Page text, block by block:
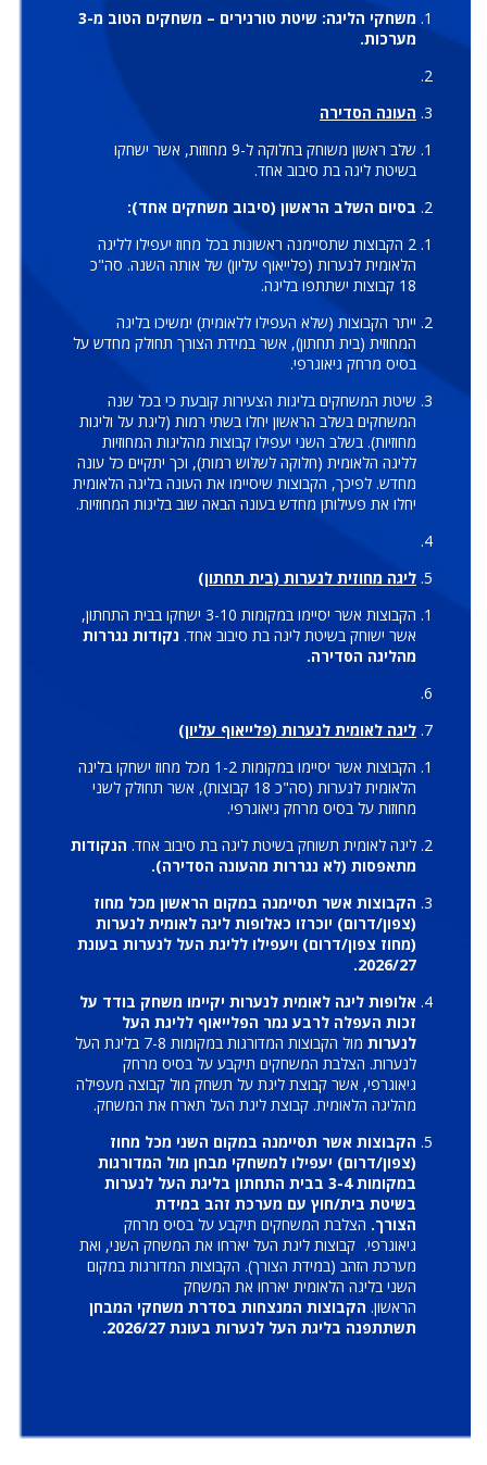
משחקי הליגה: שיטת טורנירים – משחקים הטוב מ-3
מערכות.
העונה הסדירה
שלב ראשון משוחק בחלוקה ל-9 מחוזות, אשר ישחקו
בשיטת ליגה בת סיבוב אחד.
בסיום השלב הראשון (סיבוב משחקים אחד):
2 הקבוצות שתסיימנה ראשונות בכל מחוז יעפילו לליגה
הלאומית לנערות (פלייאוף עליון) של אותה השנה. סה"כ
18 קבוצות ישתתפו בליגה.
ייתר הקבוצות (שלא העפילו ללאומית) ימשיכו בליגה
המחוזית (בית תחתון), אשר במידת הצורך תחולק מחדש על
בסיס מרחק גיאוגרפי.
שיטת המשחקים בליגות הצעירות קובעת כי בכל שנה
המשחקים בשלב הראשון יחלו בשתי רמות (ליגת על וליגות
מחוזיות). בשלב השני יעפילו קבוצות מהליגות המחוזיות
לליגה הלאומית (חלוקה לשלוש רמות), וכך יתקיים כל עונה
מחדש. לפיכך, הקבוצות שיסיימו את העונה בליגה הלאומית
יחלו את פעילותן מחדש בעונה הבאה שוב בליגות המחוזיות.
ליגה מחוזית לנערות (בית תחתון)
הקבוצות אשר יסיימו במקומות 3-10 ישחקו בבית התחתון,
אשר ישוחק בשיטת ליגה בת סיבוב אחד. נקודות נגררות
מהליגה הסדירה.
ליגה לאומית לנערות (פלייאוף עליון)
הקבוצות אשר יסיימו במקומות 1-2 מכל מחוז ישחקו בליגה
הלאומית לנערות (סה"כ 18 קבוצות), אשר תחולק לשני
מחוזות על בסיס מרחק גיאוגרפי.
ליגה לאומית תשוחק בשיטת ליגה בת סיבוב אחד. הנקודות
מתאפסות (לא נגררות מהעונה הסדירה).
הקבוצות אשר תסיימנה במקום הראשון מכל מחוז
(צפון/דרום) יוכרזו כאלופות ליגה לאומית לנערות
(מחוז צפון/דרום) ויעפילו לליגת העל לנערות בעונת
2026/27.
אלופות ליגה לאומית לנערות יקיימו משחק בודד על
זכות העפלה לרבע גמר הפלייאוף לליגת העל
לנערות
מול הקבוצות המדורגות במקומות 7-8 בליגת העל
לנערות. הצלבת המשחקים תיקבע על בסיס מרחק
גיאוגרפי, אשר קבוצת ליגת על תשחק מול קבוצה מעפילה
מהליגה הלאומית. קבוצת ליגת העל תארח את המשחק.
הקבוצות אשר תסיימנה במקום השני מכל מחוז
(צפון/דרום) יעפילו למשחקי מבחן מול המדורגות
במקומות 3-4 בבית התחתון בליגת העל לנערות
בשיטת בית/חוץ עם מערכת זהב במידת
הצורך. הצלבת המשחקים תיקבע על בסיס מרחק
גיאוגרפי. קבוצות ליגת העל יארחו את המשחק השני, ואת
מערכת הזהב (במידת הצורך). הקבוצות המדורגות במקום
השני בליגה הלאומית יארחו את המשחק
הראשון. הקבוצות המנצחות בסדרת משחקי המבחן
תשתתפנה בליגת העל לנערות בעונת 2026/27.